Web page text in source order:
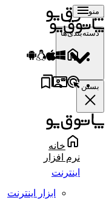
منو
دسته‌بندی‌ها
بستن
خانه
نرم افزار
اینترنت
ابزار اینترنت